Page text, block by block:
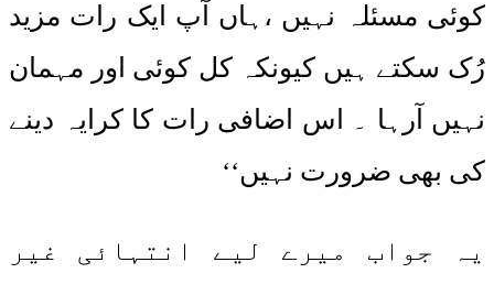
کوئی مسئلہ نہیں ،ہاں آپ ایک رات مزید
رُک سکتے ہیں کیونکہ کل کوئی اور مہمان
نہیں آرہا ۔ اس اضافی رات کا کرایہ دینے
کی بھی ضرورت نہیں‘‘
یہ جواب میرے لیے انتہائی غیر